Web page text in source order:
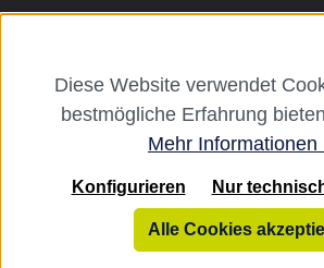
Diese Website verwendet
bestmögliche Erfahrung
Mehr Informationen
Nur
Konfigurieren
Alle Cookies